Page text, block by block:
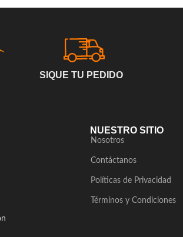
SIQUE TU PEDIDO
NUESTRO SITIO
Nosotros
Contáctanos
Políticas de Privacidad
Términos y Condiciones